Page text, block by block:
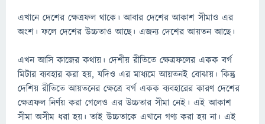
এখানে দেশের ক্ষেত্রফল থাকে। আবার দেশের আকাশ সীমাও এর
অংশ। ফলে দেশের উচ্চতাও আছে। এজন্য দেশের আয়তন আছে।
এখন আসি কাজের কথায়। দেশীয় রীতিতে ক্ষেত্রফলের একক বর্গ
মিটার ব্যবহার করা হয়, যদিও এর মাধ্যমে আয়তনই বোঝায়। কিন্তু
দেশিয় রীতিতে আয়তনের ক্ষেত্রে বর্গ একক ব্যবহারের কারণ দেশের
ক্ষেত্রফল নির্ণয় করা গেলেও এর উচ্চতার সীমা নেই। এই আকাশ
সীমা অসীম ধরা হয়। তাই উচ্চতাকে এখানে গণ্য করা হয় না। এই